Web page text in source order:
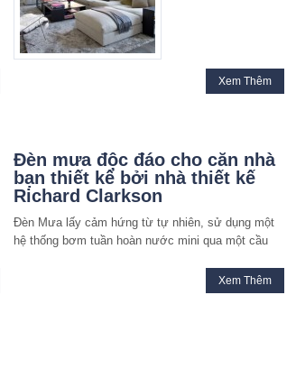
Xem Thêm
Đèn mưa độc đáo cho căn nhà
bạn thiết kế bởi nhà thiết kế
Richard Clarkson
Đèn Mưa lấy cảm hứng từ tự nhiên, sử dụng một
hệ thống bơm tuần hoàn nước mini qua một cầu
Xem Thêm